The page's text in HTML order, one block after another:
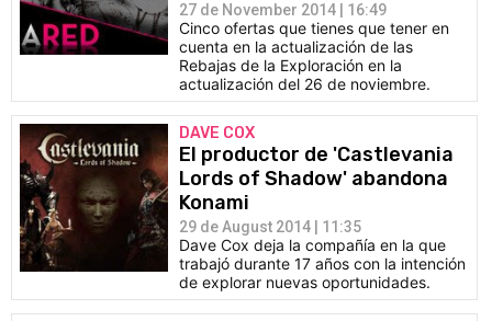
27 de November 2014 | 16:49
Cinco ofertas que tienes que tener en
cuenta en la actualización de las
Rebajas de la Exploración en la
actualización del 26 de noviembre.
DAVE COX
El productor de 'Castlevania
Lords of Shadow' abandona
Konami
29 de August 2014 | 11:35
Dave Cox deja la compañía en la que
trabajó durante 17 años con la intención
de explorar nuevas oportunidades.